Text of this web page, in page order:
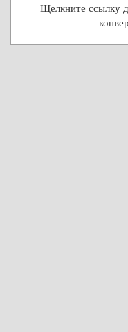
Щелкните ссылку